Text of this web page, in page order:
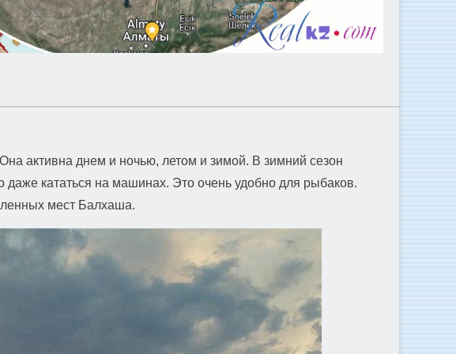
активна днем и ночью, летом и зимой. В зимний сезон
кататься на машинах. Это очень удобно для рыбаков.
мест Балхаша.